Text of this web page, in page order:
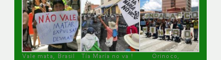
Vale mata, Brasil
Tía María no va !
Orinoco,